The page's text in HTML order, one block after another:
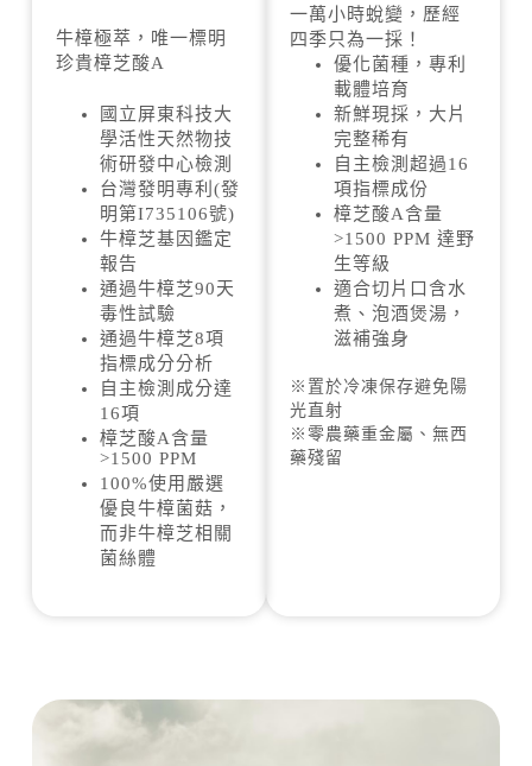
牛樟極萃，唯一標明
珍貴樟芝酸A
國立屏東科技大
學活性天然物技
術研發中心檢測
台灣發明專利(發
明第I735106號)
牛樟芝基因鑑定
報告
通過牛樟芝90天
毒性試驗
通過牛樟芝8項
指標成分分析
自主檢測成分達
16項
樟芝酸A含量
>1500 PPM
100%使用嚴選
優良牛樟菌菇，
而非牛樟芝相關
菌絲體
一萬小時蛻變，歷經
四季只為一採！
優化菌種，專利
載體培育
新鮮現採，大片
完整稀有
自主檢測超過16
項指標成份
樟芝酸A含量
>1500 PPM 達野
生等級
適合切片口含水
煮、泡酒煲湯，
滋補強身
※置於冷凍保存避免陽
光直射
※零農藥重金屬、無西
藥殘留